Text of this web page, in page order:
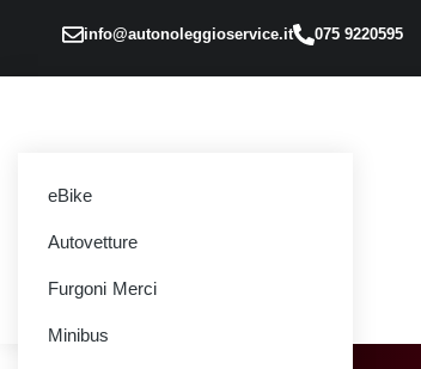
info@autonoleggioservice.it 075 9220595
eBike
Autovetture
Furgoni Merci
Minibus